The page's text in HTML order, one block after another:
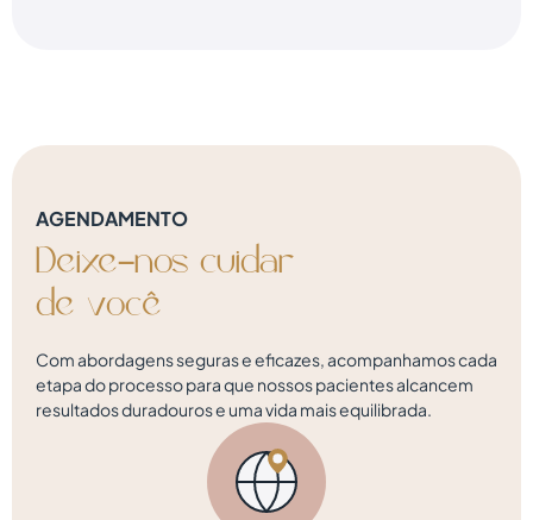
AGENDAMENTO
Deixe-nos cuidar
de você
Com abordagens seguras e eficazes, acompanhamos cada
etapa do processo para que nossos pacientes alcancem
resultados duradouros e uma vida mais equilibrada.